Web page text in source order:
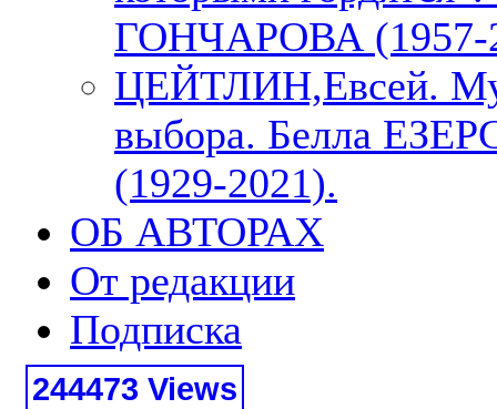
ГОНЧАРОВА (1957-
ЦЕЙТЛИН,Евсей.
выбора. Белла
(1929-2021).
ОБ АВТОРАХ
От редакции
Подписка
244473 Views